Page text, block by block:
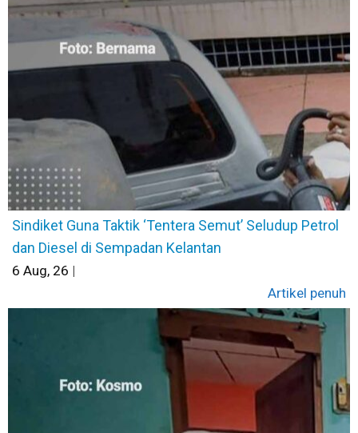
Sindiket Guna Taktik ‘Tentera Semut’ Seludup Petrol
dan Diesel di Sempadan Kelantan
6 Aug, 26 |
Artikel penuh